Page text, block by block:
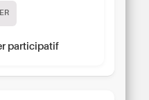
participatif